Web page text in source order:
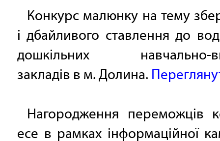
Конкурс малюнку на тему
і дбайливого ставлення до
дошкільних навчально-
закладів в м. Долина.
Нагородження переможців
есе в рамках інформаційної